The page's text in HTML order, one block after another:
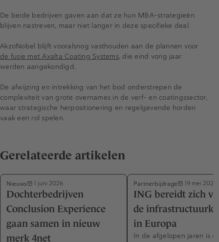
De beide bedrijven gaven aan dat ze hun M&A-strategieën
blijven nastreven, maar niet langer in deze specifieke deal.
AkzoNobel blijft vooralsnog vasthouden aan de plannen voor
de fusie met Axalta Coating Systems, die eind vorig jaar
werden aangekondigd.
De afwijzing en intrekking van het bod onderstrepen de
complexiteit van grote overnames in de verf- en coatingssector,
waar strategische herpositionering en regelgevende horden
vaak een rol spelen.
Gerelateerde artikelen
Nieuws 1 juni 2026
Dochterbedrijven
Conclusion Experience
gaan samen in nieuw
merk 4net
Partnerbijdrage 19 mei 2026
ING bereidt zich
de
in Europa
In de afgelopen jaren is